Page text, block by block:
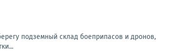
подземный склад боеприпасов и дронов,